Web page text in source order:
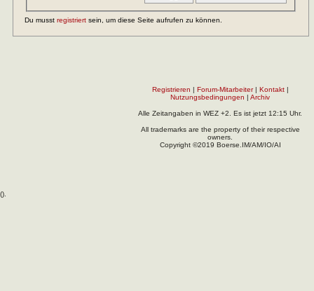
Du musst registriert sein, um diese Seite aufrufen zu können.
Registrieren | Forum-Mitarbeiter| Kontakt|
Nutzungsbedingungen | Archiv
Alle Zeitangaben in WEZ +2. Es ist jetzt 12:15 Uhr.
All trademarks are the property of their respective
owners.
Copyright ©2019 Boerse.IM/AM/IO/AI
().